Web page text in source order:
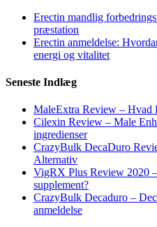
Erectin mandlig
præstation
Erectin anmeldelse:
energi og vitalitet
Seneste Indlæg
MaleExtra Review – Hvad
Cilexin Review – Male
ingredienser
CrazyBulk DecaDuro
Alternativ
VigRX Plus Review 2020
supplement?
CrazyBulk Decaduro –
anmeldelse